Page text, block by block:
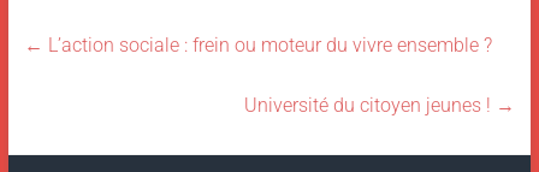
← L’action sociale : frein ou moteur du vivre ensemble ?
Université du citoyen jeunes ! →